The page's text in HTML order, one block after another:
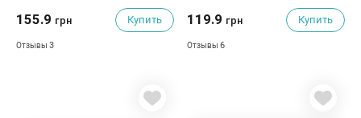
155.9 грн Купить
Отзывы 3
119.9 грн Купить
Отзывы6